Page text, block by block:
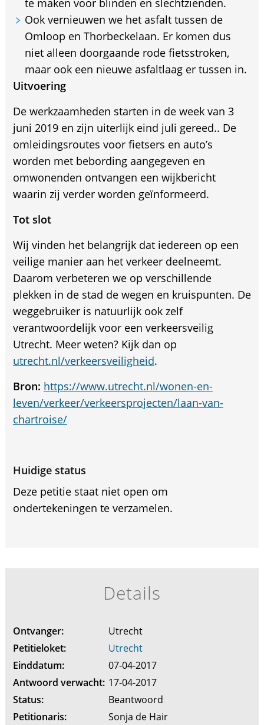
te maken voor blinden en slechtzienden.
Ook vernieuwen we het asfalt tussen de
Omloop en Thorbeckelaan. Er komen dus
niet alleen doorgaande rode fietsstroken,
maar ook een nieuwe asfaltlaag er tussen in.
Uitvoering
De werkzaamheden starten in de week van 3
juni 2019 en zijn uiterlijk eind juli gereed.. De
omleidingsroutes voor fietsers en auto’s
worden met bebording aangegeven en
omwonenden ontvangen een wijkbericht
waarin zij verder worden geïnformeerd.
Tot slot
Wij vinden het belangrijk dat iedereen op een
veilige manier aan het verkeer deelneemt.
Daarom verbeteren we op verschillende
plekken in de stad de wegen en kruispunten. De
weggebruiker is natuurlijk ook zelf
verantwoordelijk voor een verkeersveilig
Utrecht. Meer weten? Kijk dan op
utrecht.nl/verkeersveiligheid.
Bron: https://www.utrecht.nl/wonen-en-
leven/verkeer/verkeersprojecten/laan-van-
chartroise/
Huidige status
Deze petitie staat niet open om
ondertekeningen te verzamelen.
Details
Ontvanger:
Utrecht
Petitieloket:
Utrecht
Einddatum:
07-04-2017
Antwoord verwacht: 17-04-2017
Status:
Beantwoord
Petitionaris:
Sonja de Hair